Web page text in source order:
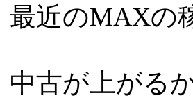
最近のMAXの
中古が上がる